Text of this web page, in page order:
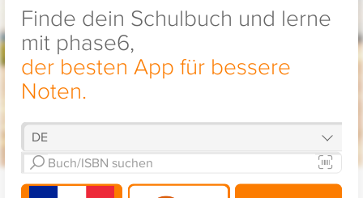
Finde dein Schulbuch und lerne
mit phase6,
der besten App für bessere
Noten.